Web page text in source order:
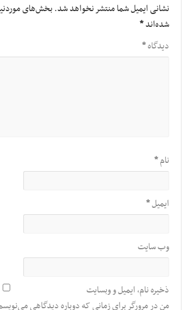
نشانی ایمیل شما منتشر نخواهد شد.بخش‌های
شده‌اند*
دیدگاه*
نام*
ایمیل*
وب‌ سایت
ذخیره نام، ایمیل و وبسایت
من در مرورگر برای زمانی که دوباره دیدگاهی